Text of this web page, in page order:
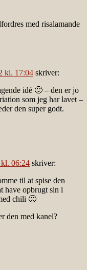
med risalamande
kl. 17:04 skriver:
idé 🙂 – den er jo
som jeg har lavet –
den super godt.
kl. 06:24 skriver:
til at spise den
have opbrugt sin i
chili 🙁
den med kanel?